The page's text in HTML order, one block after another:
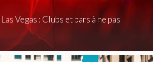
Vegas : Clubs et bars à ne pas